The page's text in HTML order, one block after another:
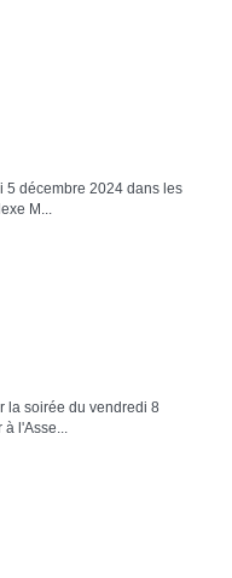
5 décembre 2024 dans les
M...
la soirée du vendredi 8
à l'Asse...